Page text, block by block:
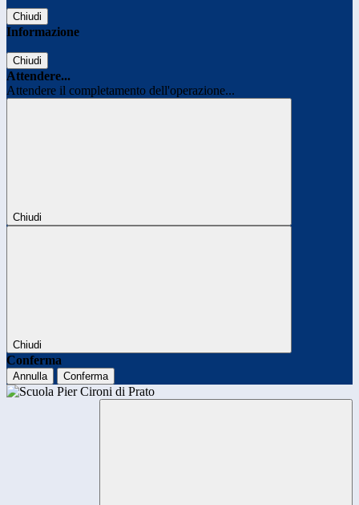
Chiudi
Informazione
Chiudi
Attendere...
Attendere il completamento dell'operazione...
Chiudi
Chiudi
Conferma
Annulla Conferma